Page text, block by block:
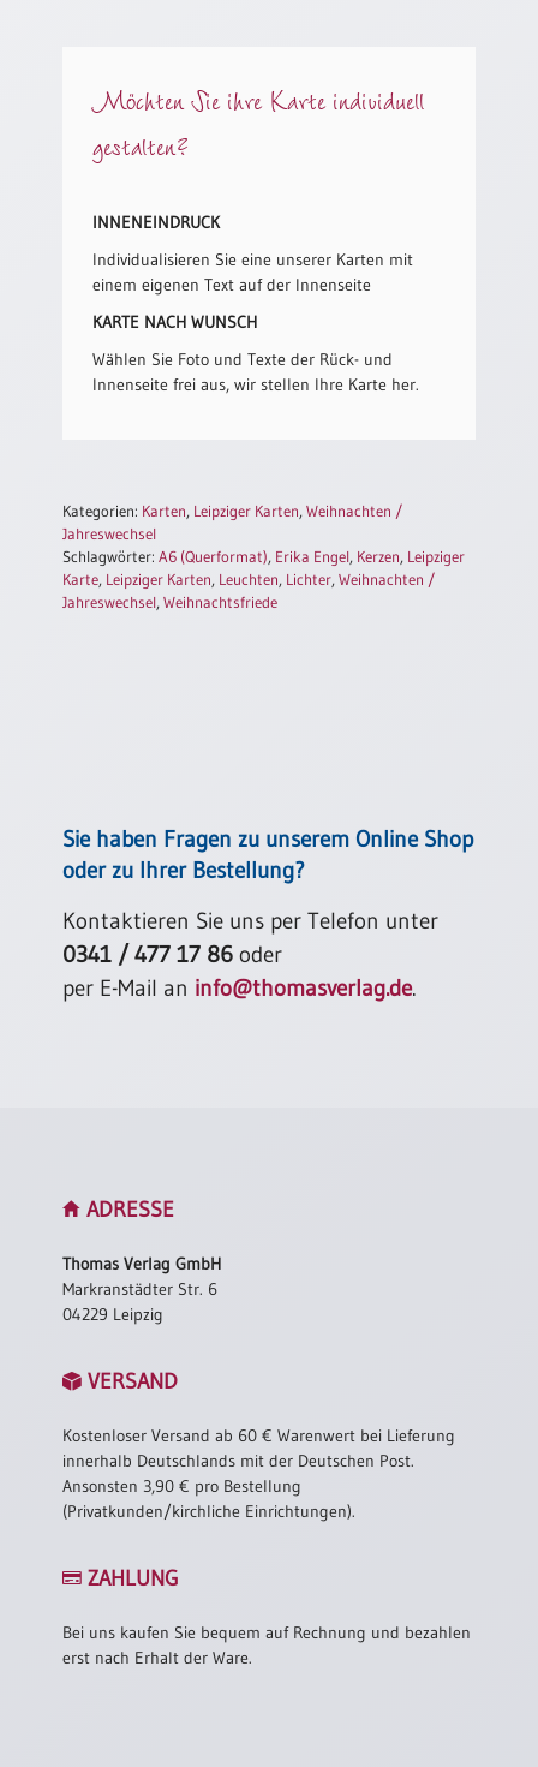
Urkunden
Kirchen(wieder)eintritt
Urkunden
Einzelposter
Restbestände
Restbestände
Bücher
Möchten Sie ihre Karte individuell
gestalten?
INNENEINDRUCK
Individualisieren Sie eine unserer Karten mit
einem eigenen Text auf der Innenseite
KARTE NACH WUNSCH
Wählen Sie Foto und Texte der Rück- und
Innenseite frei aus, wir stellen Ihre Karte her.
Kategorien: Karten, Leipziger Karten,Weihnachten /
Jahreswechsel
Schlagwörter:A6 (Querformat), Erika Engel, Kerzen, Leipziger
Karte, Leipziger Karten, Leuchten, Lichter,Weihnachten /
Jahreswechsel,Weihnachtsfriede
Sie haben Fragen zu unserem Online Shop
oder zu Ihrer Bestellung?
Kontaktieren Sie uns per Telefon unter
0341 / 477 17 86 oder
per E-Mail an info@thomasverlag.de.
ADRESSE
Thomas Verlag GmbH
Markranstädter Str. 6
04229 Leipzig
VERSAND
Kostenloser Versand ab 60 € Warenwert bei Lieferung
innerhalb Deutschlands mit der Deutschen Post.
Ansonsten 3,90 € pro Bestellung
(Privatkunden/kirchliche Einrichtungen).
ZAHLUNG
Bei uns kaufen Sie bequem auf Rechnung und bezahlen
erst nach Erhalt der Ware.